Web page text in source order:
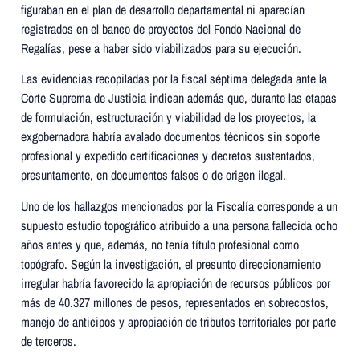
figuraban en el plan de desarrollo departamental ni aparecían
registrados en el banco de proyectos del Fondo Nacional de
Regalías, pese a haber sido viabilizados para su ejecución.
Las evidencias recopiladas por la fiscal séptima delegada ante la
Corte Suprema de Justicia indican además que, durante las etapas
de formulación, estructuración y viabilidad de los proyectos, la
exgobernadora habría avalado documentos técnicos sin soporte
profesional y expedido certificaciones y decretos sustentados,
presuntamente, en documentos falsos o de origen ilegal.
Uno de los hallazgos mencionados por la Fiscalía corresponde a un
supuesto estudio topográfico atribuido a una persona fallecida ocho
años antes y que, además, no tenía título profesional como
topógrafo. Según la investigación, el presunto direccionamiento
irregular habría favorecido la apropiación de recursos públicos por
más de 40.327 millones de pesos, representados en sobrecostos,
manejo de anticipos y apropiación de tributos territoriales por parte
de terceros.